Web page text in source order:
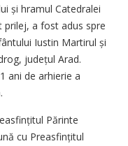
și hramul Catedralei
prilej, a fost adus spre
Iustin Martirul și
județul Arad.
ani de arhierie a
Părinte
cu Preasfințitul